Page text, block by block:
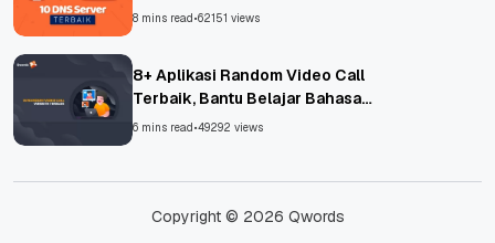
8 mins read•62151 views
8+ Aplikasi Random Video Call
Terbaik, Bantu Belajar Bahasa
Asing!
6 mins read•49292 views
Copyright © 2026 Qwords